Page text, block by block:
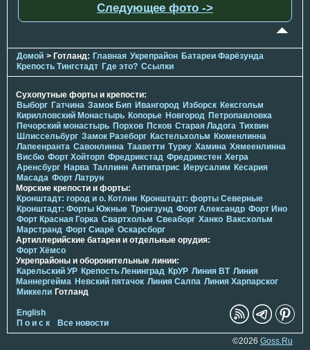
Следующее фото ->
Домой > Готланд: Главная Укрепрайон Батареи Фарёзунда
Крепость Тингстадт Где это? Ссылки
Сухопутные форты и крепости:
Выборг Гатчина Замок Бип Ивангород Изборск Кексгольм
Кирилловский Монастырь Копорье Новгород Петропавловка
Печорcкий монастырь Порхов Псков Старая Ладога Тихвин
Шлиссельбург Замок Разеборг Кастельхольм Кюменлинна
Лапеенранта Савонлинна Тааветти Турку Хамина Хямеенлинна
Висбю Форт Хойторп Фредрикстад Фредрикстен Хегра
Аренсбург Нарва Таллинн Антипатрис Иерусалим Кесария
Масада Форт Латрун
Морские крепости и форты:
Кронштадт: город и о. Котлин Кронштадт: форты Северные
Кронштадт: Форты Южные Тронгзунд Форт Александр Форт Ино
Форт Красная Горка Свартхольм Свеаборг Ханко Ваксхольм
Марстранд Форт Сиарё Оскарсборг
Артиллерийские батареи и отдельные орудия:
Форт Хёмсо
Укрепрайоны и оборонительные линии:
Карельский УР Крепость Ленинград КрУР Линия ВТ Линия
Маннергейма Невский пятачок Линия Салпа Линия Харпарског
Миккели Готланд
English
П о и с к
Все новости
©2026 Goss.Ru